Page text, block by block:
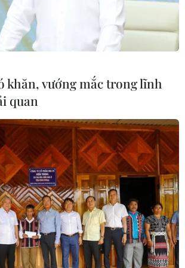
vọng kiến tạo Hà
thị toàn cầu
còn nhiều dư địa
về cơ sở nhà, đất
tại thành phố Hải
khăn, vướng mắc trong lĩnh
quan